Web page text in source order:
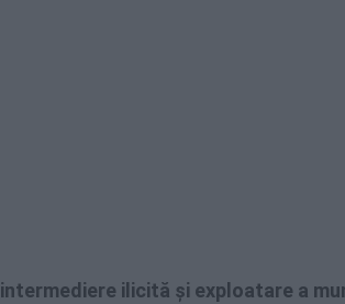
intermediere ilicită și exploatare a